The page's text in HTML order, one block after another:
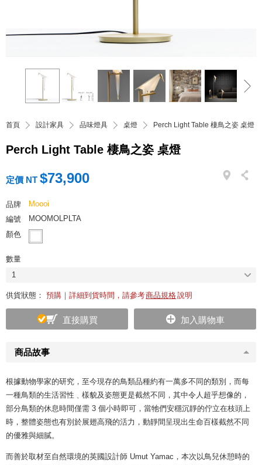
首頁 設計家具 品味燈具 桌燈 Perch Light Table 棲鳥之姿 桌燈
Perch Light Table 棲鳥之姿 桌燈
商品故事
根據動物學家的研究，至今現存的鳥類品種約有一萬多不同的類別，而每
一種鳥類的生活習性﹑樣貌及姿態更是截然不同，其中令人超乎想像的，
部分鳥類的休息時間僅需 3 個小時即可，當牠們安穩沉靜的佇立在枝頭上
時，整體姿態也有別於展翅高飛的活力，動靜間呈現出生命百樣截然不同
的優雅與細膩。
而善於取材至自然環境的英國設計師 Umut Yamac，本次以鳥兒休憩時的
定價 NT $73,900
品牌
Moooi
編號
MOOMOLPLTA
顏色
數量
1
供貨狀態： 預購｜詳細到貨時間，請參考商品規格說明
直接購買 加入購物車